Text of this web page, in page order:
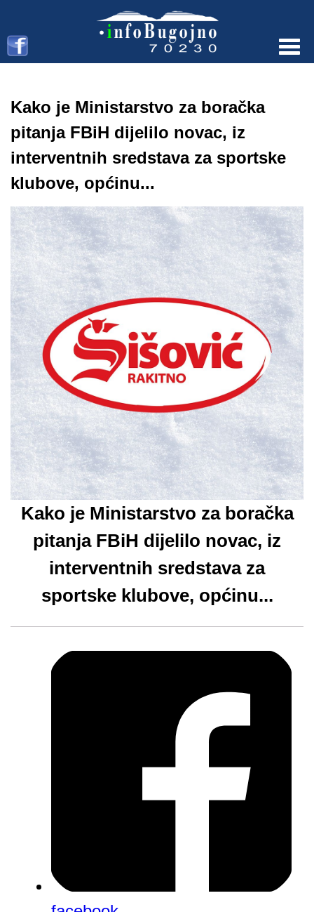
Kako je Ministarstvo za boračka
pitanja FBiH dijelilo novac, iz
interventnih sredstava za sportske
klubove, općinu...
Kako je Ministarstvo za boračka
pitanja FBiH dijelilo novac, iz
interventnih sredstava za
sportske klubove, općinu...